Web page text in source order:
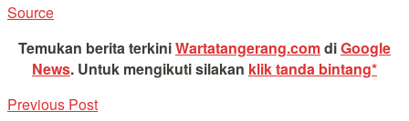
Source
Temukan berita terkiniWartatangerang.comdiGoogle
News. Untuk mengikuti silakan klik tanda bintang*
Previous Post